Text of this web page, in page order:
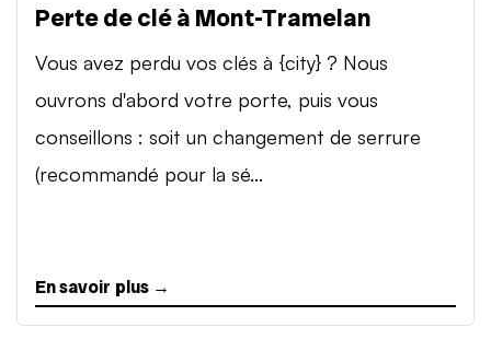
Perte de clé à Mont-Tramelan
Vous avez perdu vos clés à {city} ? Nous
ouvrons d'abord votre porte, puis vous
conseillons : soit un changement de serrure
(recommandé pour la sé...
En savoir plus →